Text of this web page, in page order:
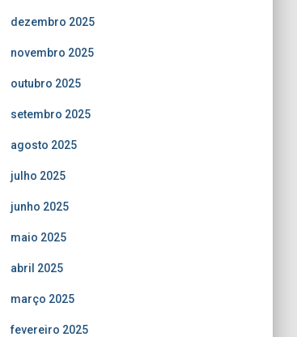
dezembro 2025
novembro 2025
outubro 2025
setembro 2025
agosto 2025
julho 2025
junho 2025
maio 2025
abril 2025
março 2025
fevereiro 2025